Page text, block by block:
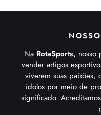
Na RotaSports, nosso
vender artigos
viverem suas paixões,
ídolos por meio de
significado.